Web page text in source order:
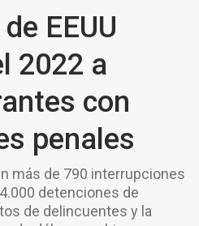
EEUU
2022 a
con
penales
más de 790 interrupciones
detenciones de
de delincuentes y la